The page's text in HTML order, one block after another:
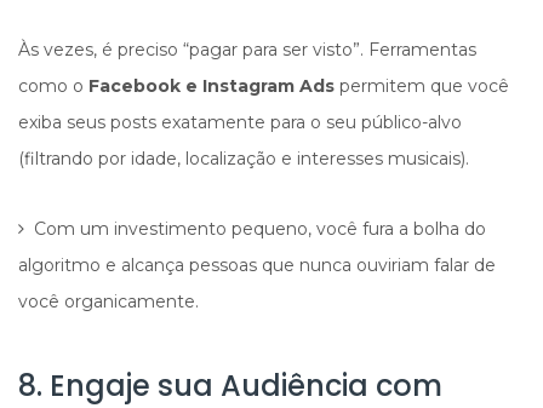
Às vezes, é preciso “pagar para ser visto”. Ferramentas
como o Facebook e Instagram Ads permitem que você
exiba seus posts exatamente para o seu público-alvo
(filtrando por idade, localização e interesses musicais).
Com um investimento pequeno, você fura a bolha do
algoritmo e alcança pessoas que nunca ouviriam falar de
você organicamente.
8. Engaje sua Audiência com